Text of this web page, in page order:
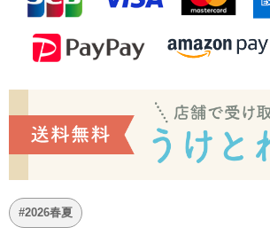
#2026春夏